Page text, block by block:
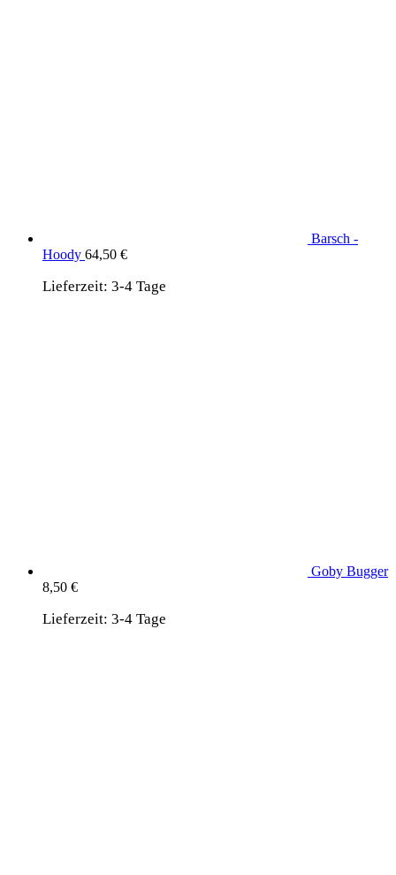
Barsch -
Hoody 64,50 €
Lieferzeit: 3-4 Tage
Goby Bugger
8,50 €
Lieferzeit: 3-4 Tage